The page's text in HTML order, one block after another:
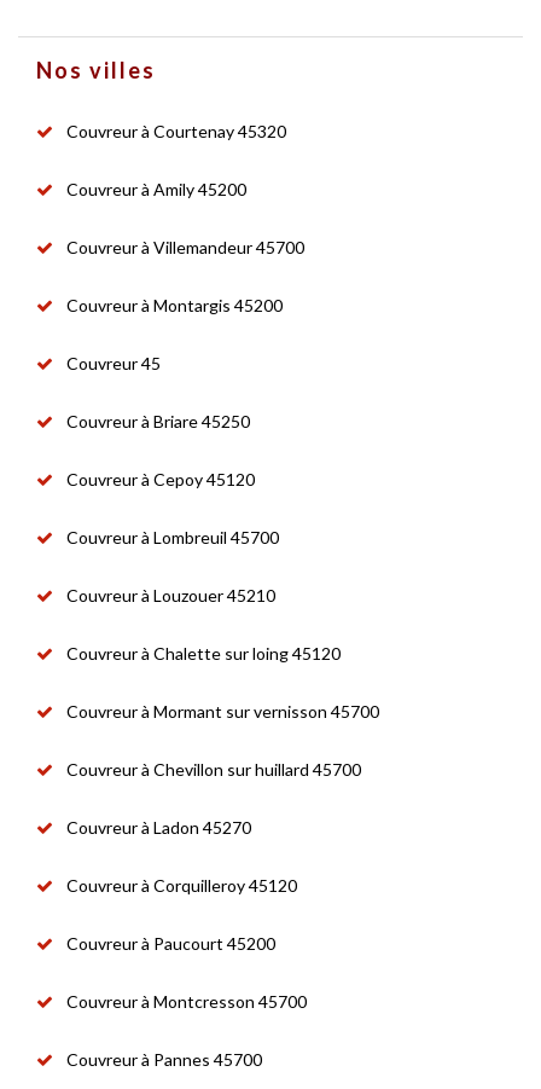
Nos villes
Couvreur à Courtenay 45320
Couvreur à Amily 45200
Couvreur à Villemandeur 45700
Couvreur à Montargis 45200
Couvreur 45
Couvreur à Briare 45250
Couvreur à Cepoy 45120
Couvreur à Lombreuil 45700
Couvreur à Louzouer 45210
Couvreur à Chalette sur loing 45120
Couvreur à Mormant sur vernisson 45700
Couvreur à Chevillon sur huillard 45700
Couvreur à Ladon 45270
Couvreur à Corquilleroy 45120
Couvreur à Paucourt 45200
Couvreur à Montcresson 45700
Couvreur à Pannes 45700